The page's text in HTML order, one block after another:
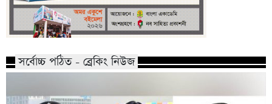
সর্বোচ্চ পঠিত - ব্রেকিং নিউজ